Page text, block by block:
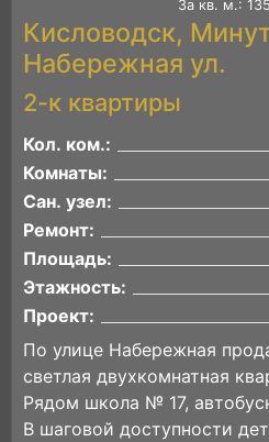
За кв. м.:
Кисловодск,
Набережная ул.
2-к квартиры
Кол. ком.:
Комнаты:
Сан. узел:
Ремонт:
Площадь:
Этажность:
Проект:
По улице Набережная
светлая двухкомнатная
Рядом школа № 17,
В шаговой доступности